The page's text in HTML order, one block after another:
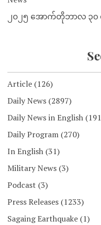
၂၀၂၅ အောက်တိုဘာလ ၃၀
Article (126)
Daily News (2897)
Daily News in English
Daily Program (270)
In English (31)
Military News (3)
Podcast (3)
Press Releases (1233)
Sagaing Earthquake (1)